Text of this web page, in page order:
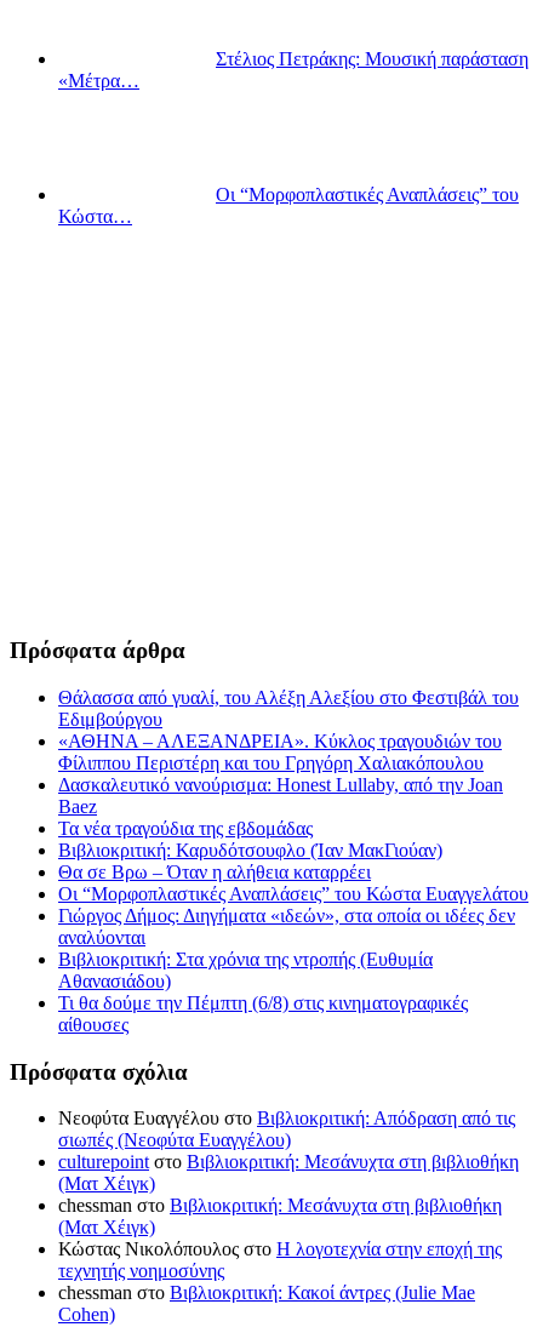
Στέλιος Πετράκης: Μουσική παράσταση
«Μέτρα…
Οι “Μορφοπλαστικές Αναπλάσεις” του
Κώστα…
Πρόσφατα άρθρα
Θάλασσα από γυαλί, του Αλέξη Αλεξίου στο Φεστιβάλ του
Εδιμβούργου
«ΑΘΗΝΑ – ΑΛΕΞΑΝΔΡΕΙΑ». Κύκλος τραγουδιών του
Φίλιππου Περιστέρη και του Γρηγόρη Χαλιακόπουλου
Δασκαλευτικό νανούρισμα: Honest Lullaby, από την Joan
Baez
Τα νέα τραγούδια της εβδομάδας
Βιβλιοκριτική: Καρυδότσουφλο (Ίαν ΜακΓιούαν)
Θα σε Βρω – Όταν η αλήθεια καταρρέει
Οι “Μορφοπλαστικές Αναπλάσεις” του Κώστα Ευαγγελάτου
Γιώργος Δήμος: Διηγήματα «ιδεών», στα οποία οι ιδέες δεν
αναλύονται
Βιβλιοκριτική: Στα χρόνια της ντροπής (Ευθυμία
Αθανασιάδου)
Τι θα δούμε την Πέμπτη (6/8) στις κινηματογραφικές
αίθουσες
Πρόσφατα σχόλια
Νεοφύτα Ευαγγέλου στο Βιβλιοκριτική: Απόδραση από τις
σιωπές (Νεοφύτα Ευαγγέλου)
culturepointστο Βιβλιοκριτική: Μεσάνυχτα στη βιβλιοθήκη
(Ματ Χέιγκ)
chessman στο Βιβλιοκριτική: Μεσάνυχτα στη βιβλιοθήκη
(Ματ Χέιγκ)
Κώστας Νικολόπουλος στο Η λογοτεχνία στην εποχή της
τεχνητής νοημοσύνης
chessman στο Βιβλιοκριτική: Κακοί άντρες (Julie Mae
Cohen)